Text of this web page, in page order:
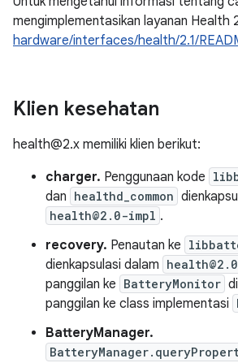
mengimplementasikan layanan Health
hardware/interfaces/health/2.1/
Klien kesehatan
health@2.x memiliki klien berikut:
charger. Penggunaan kode
dan healthd_common
health@2.0-impl .
recovery. Penautan ke
dienkapsulasi dalam
panggilan ke BatteryMonitor
panggilan ke class implementasi
BatteryManager.